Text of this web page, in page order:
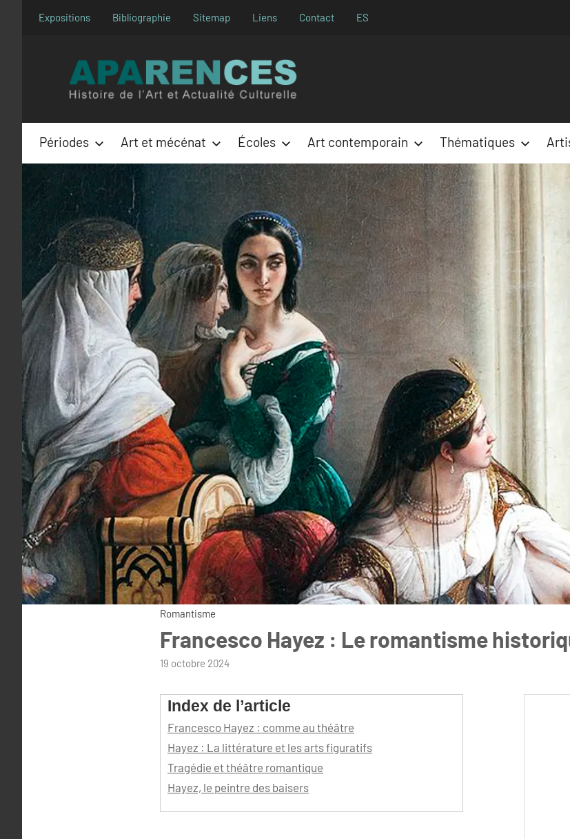
Expositions Bibliographie Sitemap Liens Contact ES
Périodes Art et mécénat Écoles Art contemporain Thématiques
Romantisme
Francesco Hayez : Le romantisme
par
19 octobre 2024
Index de l’article
Francesco Hayez : comme au théâtre
Hayez : La littérature et les arts figuratifs
Tragédie et théâtre romantique
Hayez, le peintre des baisers